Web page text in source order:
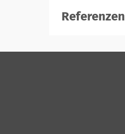
Referenzen